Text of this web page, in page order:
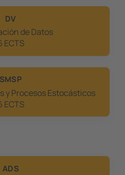
DV
de Datos
ECTS
SMSP
y Procesos Estocásticos
ECTS
ADS